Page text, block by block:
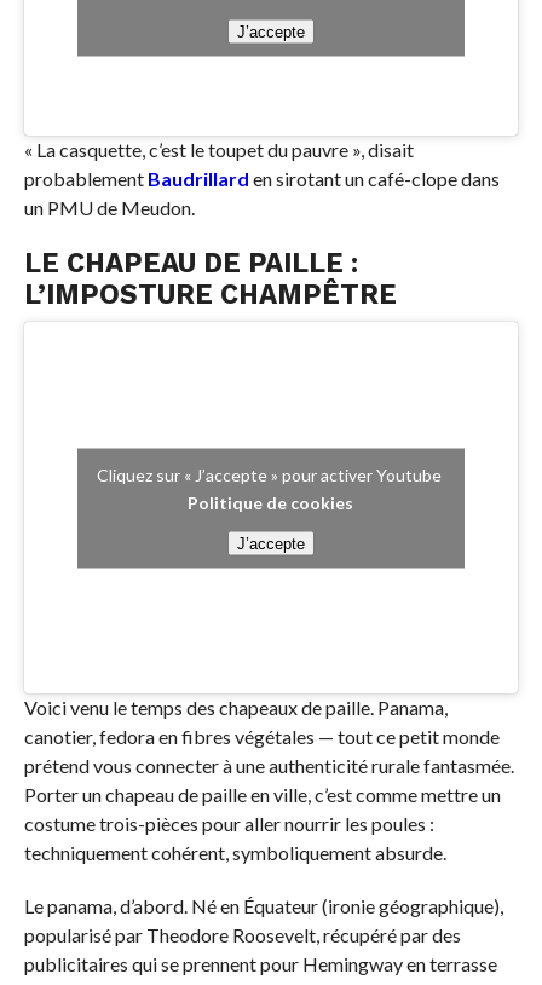
J’accepte
« La casquette, c’est le toupet du pauvre », disait
probablement Baudrillard en sirotant un café-clope dans
un PMU de Meudon.
LE CHAPEAU DE PAILLE :
L’IMPOSTURE CHAMPÊTRE
Cliquez sur « J’accepte » pour activer Youtube
Politique de cookies
J’accepte
Voici venu le temps des chapeaux de paille. Panama,
canotier, fedora en fibres végétales — tout ce petit monde
prétend vous connecter à une authenticité rurale fantasmée.
Porter un chapeau de paille en ville, c’est comme mettre un
costume trois-pièces pour aller nourrir les poules :
techniquement cohérent, symboliquement absurde.
Le panama, d’abord. Né en Équateur (ironie géographique),
popularisé par Theodore Roosevelt, récupéré par des
publicitaires qui se prennent pour Hemingway en terrasse